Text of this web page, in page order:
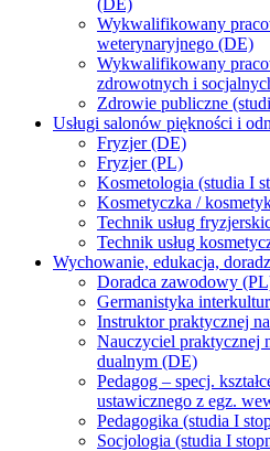
(DE)
Wykwalifikowany
weterynaryjnego (DE)
Wykwalifikowany
zdrowotnych i
Zdrowie publiczne
Usługi salonów piękności i
Fryzjer (DE)
Fryzjer (PL)
Kosmetologia (studia I
Kosmetyczka /
Technik usług
Technik usług
Wychowanie, edukacja,
Doradca zawodowy
Germanistyka
Instruktor praktycznej
Nauczyciel praktycznej
dualnym (DE)
Pedagog – specj.
ustawicznego z egz.
Pedagogika (studia I
Socjologia (studia I